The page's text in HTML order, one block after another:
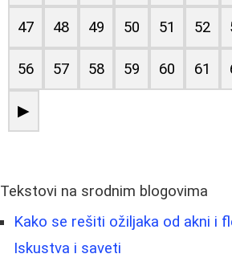
47 48 49 50 51 52
56 57 58 59 60 61
▶
Tekstovi na srodnim blogovima
Kako se rešiti ožiljaka od akni i
Iskustva i saveti